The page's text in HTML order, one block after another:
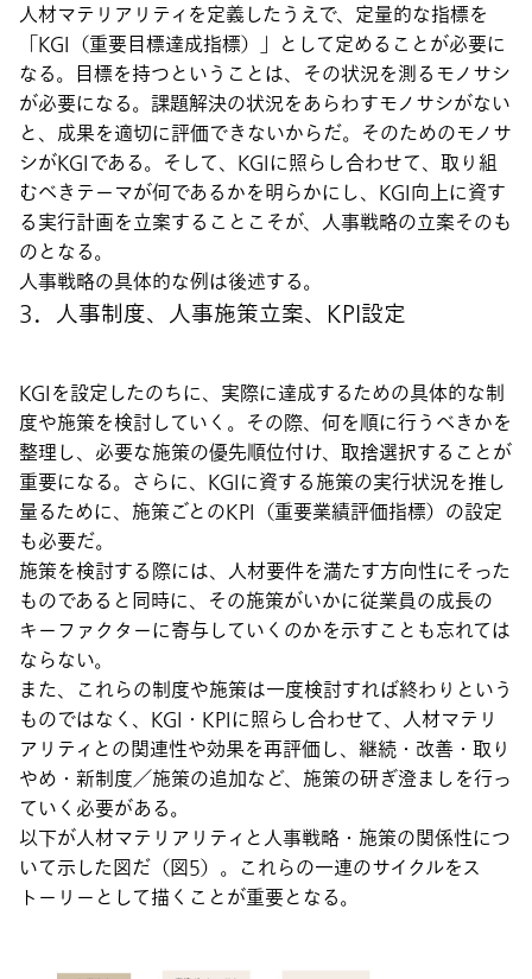
人材マテリアリティを定義したうえで、定量的な指標を
「KGI（重要目標達成指標）」として定めることが必要に
なる。目標を持つということは、その状況を測るモノサシ
が必要になる。課題解決の状況をあらわすモノサシがない
と、成果を適切に評価できないからだ。そのためのモノサ
シがKGIである。そして、KGIに照らし合わせて、取り組
むべきテーマが何であるかを明らかにし、KGI向上に資す
る実行計画を立案することこそが、人事戦略の立案そのも
のとなる。
人事戦略の具体的な例は後述する。
3．人事制度、人事施策立案、KPI設定
KGIを設定したのちに、実際に達成するための具体的な制
度や施策を検討していく。その際、何を順に行うべきかを
整理し、必要な施策の優先順位付け、取捨選択することが
重要になる。さらに、KGIに資する施策の実行状況を推し
量るために、施策ごとのKPI（重要業績評価指標）の設定
も必要だ。
施策を検討する際には、人材要件を満たす方向性にそった
ものであると同時に、その施策がいかに従業員の成長の
キーファクターに寄与していくのかを示すことも忘れては
ならない。
また、これらの制度や施策は一度検討すれば終わりという
ものではなく、KGI・KPIに照らし合わせて、人材マテリ
アリティとの関連性や効果を再評価し、継続・改善・取り
やめ・新制度／施策の追加など、施策の研ぎ澄ましを行っ
ていく必要がある。
以下が人材マテリアリティと人事戦略・施策の関係性につ
いて示した図だ（図5）。これらの一連のサイクルをス
トーリーとして描くことが重要となる。